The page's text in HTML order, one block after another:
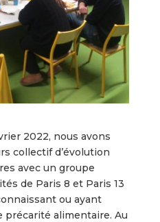
2022, nous avons
collectif d’évolution
avec un groupe
de Paris 8 et Paris 13
ou ayant
précarité alimentaire. Au